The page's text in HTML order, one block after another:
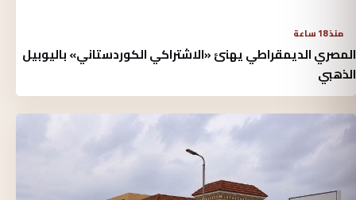
منذ 18 ساعة
المصري الديمقراطي يهنئ «الاشتراكي الكوردستاني» باليوبيل
الذهبي